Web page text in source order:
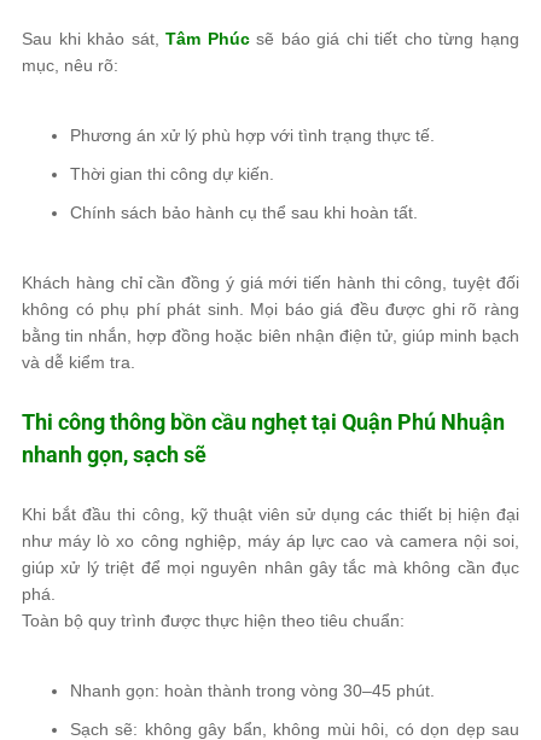
Sau khi khảo sát,Tâm Phúcsẽ báo giá chi tiết cho từng hạng
mục, nêu rõ:
Phương án xử lý phù hợp với tình trạng thực tế.
Thời gian thi công dự kiến.
Chính sách bảo hành cụ thể sau khi hoàn tất.
Khách hàng chỉ cần đồng ý giá mới tiến hành thi công, tuyệt đối
không có phụ phí phát sinh. Mọi báo giá đều được ghi rõ ràng
bằng tin nhắn, hợp đồng hoặc biên nhận điện tử, giúp minh bạch
và dễ kiểm tra.
Thi công thông bồn cầu nghẹt tại Quận Phú Nhuận
nhanh gọn, sạch sẽ
Khi bắt đầu thi công, kỹ thuật viên sử dụng các thiết bị hiện đại
như máy lò xo công nghiệp, máy áp lực cao và camera nội soi,
giúp xử lý triệt để mọi nguyên nhân gây tắc mà không cần đục
phá.
Toàn bộ quy trình được thực hiện theo tiêu chuẩn:
Nhanh gọn: hoàn thành trong vòng 30–45 phút.
Sạch sẽ: không gây bẩn, không mùi hôi, có dọn dẹp sau